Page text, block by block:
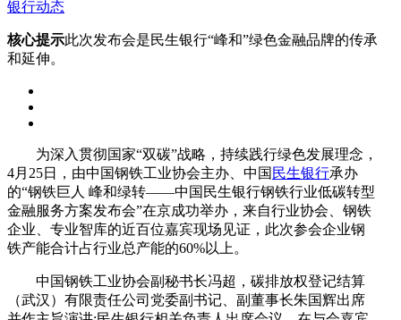
银行动态
核心提示此次发布会是民生银行“峰和”绿色金融品牌的传承
和延伸。
为深入贯彻国家“双碳”战略，持续践行绿色发展理念，
4月25日，由中国钢铁工业协会主办、中国 民生银行承办
的“钢铁巨人 峰和绿转——中国民生银行钢铁行业低碳转型
金融服务方案发布会”在京成功举办，来自行业协会、钢铁
企业、专业智库的近百位嘉宾现场见证，此次参会企业钢
铁产能合计占行业总产能的60%以上。
中国钢铁工业协会副秘书长冯超，碳排放权登记结算
（武汉）有限责任公司党委副书记、副董事长朱国辉出席